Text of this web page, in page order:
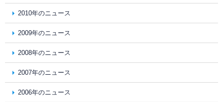
2010年のニュース
2009年のニュース
2008年のニュース
2007年のニュース
2006年のニュース